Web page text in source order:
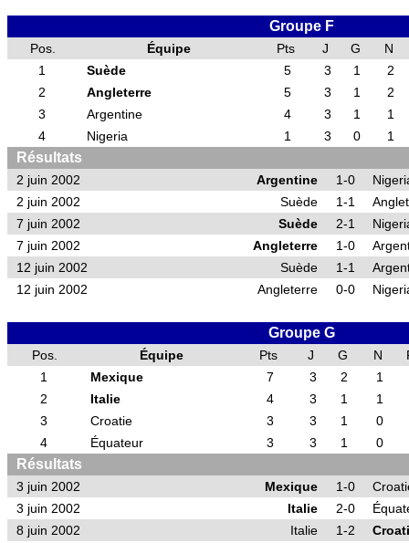
Groupe F
Pos. Équipe Pts J G
N
1
Suède 5 3 1
2
2
Angleterre 5 3 1
2
3
Argentine 4 3 1
1
4
Nigeria 1 3 0 1
Résultats
2 juin 2002 Argentine 1-0
2 juin 2002
Suède 1-1
7 juin 2002
Suède 2-1
7 juin 2002
Angleterre 1-0
12 juin 2002
Suède 1-1
12 juin 2002
Angleterre 0-0
Groupe G
Pos. Équipe Pts J G N
1
Mexique 7 3 2 1
2
Italie 4 3 1 1
3
Croatie 3 3 1 0
4
Équateur 3 3 1 0
Résultats
3 juin 2002 Mexique 1-0
3 juin 2002
Italie 2-0
8 juin 2002
Italie 1-2